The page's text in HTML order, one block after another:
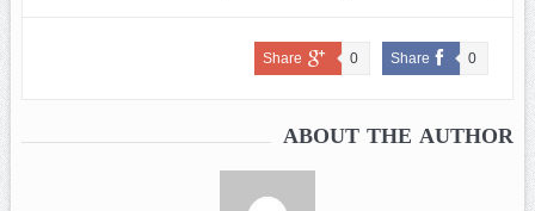
Share 0
Share 0
ABOUT THE AUTHOR